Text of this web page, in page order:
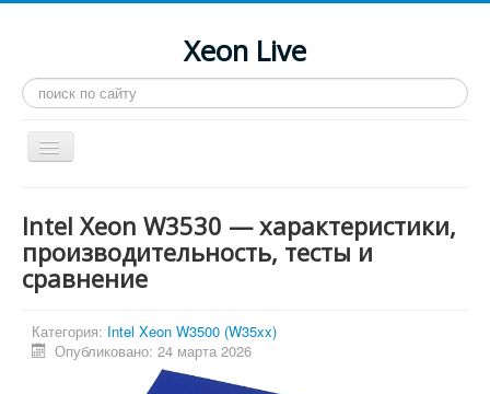
Xeon Live
Искать...
Toggle
Navigation
LGA 2011-3
LGA 2011
Инструкции
Intel Xeon W3530 — характеристики,
производительность, тесты и
сравнение
Категория: Intel Xeon W3500 (W35xx)
Опубликовано: 24 марта 2026